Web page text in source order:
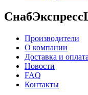
Производители
О компании
Доставка и оплата
Новости
FAQ
Контакты